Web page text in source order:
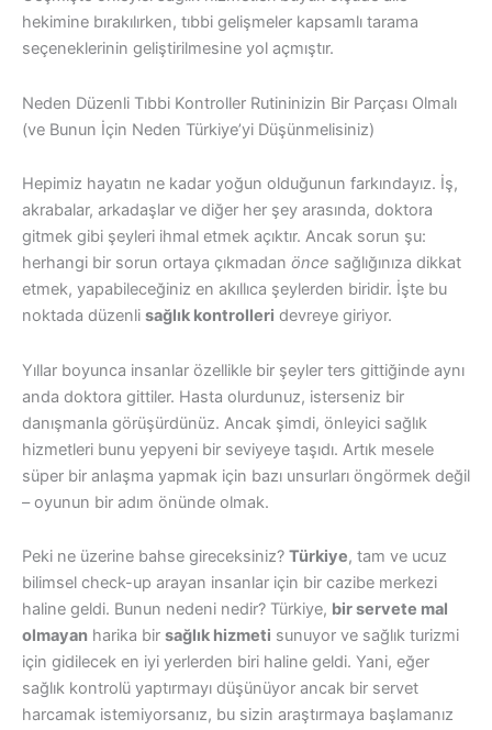
hekimine bırakılırken, tıbbi gelişmeler kapsamlı tarama
seçeneklerinin geliştirilmesine yol açmıştır.
Neden Düzenli Tıbbi Kontroller Rutininizin Bir Parçası Olmalı
(ve Bunun İçin Neden Türkiye’yi Düşünmelisiniz)
Hepimiz hayatın ne kadar yoğun olduğunun farkındayız. İş,
akrabalar, arkadaşlar ve diğer her şey arasında, doktora
gitmek gibi şeyleri ihmal etmek açıktır. Ancak sorun şu:
herhangi bir sorun ortaya çıkmadan önce sağlığınıza dikkat
etmek, yapabileceğiniz en akıllıca şeylerden biridir. İşte bu
noktada düzenli sağlık kontrolleri devreye giriyor.
Yıllar boyunca insanlar özellikle bir şeyler ters gittiğinde aynı
anda doktora gittiler. Hasta olurdunuz, isterseniz bir
danışmanla görüşürdünüz. Ancak şimdi, önleyici sağlık
hizmetleri bunu yepyeni bir seviyeye taşıdı. Artık mesele
süper bir anlaşma yapmak için bazı unsurları öngörmek değil
– oyunun bir adım önünde olmak.
Peki ne üzerine bahse gireceksiniz? Türkiye, tam ve ucuz
bilimsel check-up arayan insanlar için bir cazibe merkezi
haline geldi. Bunun nedeni nedir? Türkiye, bir servete mal
olmayan harika bir sağlık hizmeti sunuyor ve sağlık turizmi
için gidilecek en iyi yerlerden biri haline geldi. Yani, eğer
sağlık kontrolü yaptırmayı düşünüyor ancak bir servet
harcamak istemiyorsanız, bu sizin araştırmaya başlamanız